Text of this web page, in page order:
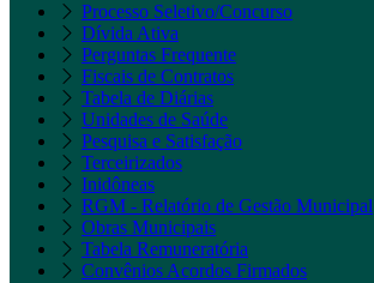
Processo Seletivo/Concurso
Dívida Ativa
Perguntas Frequente
Fiscais de Contratos
Tabela de Diárias
Unidades de Saúde
Pesquisa e Satisfação
Terceirizados
Inidôneas
RGM - Relatório de Gestão Municipal
Obras Municipais
Tabela Remuneratória
Convênios Acordos Firmados